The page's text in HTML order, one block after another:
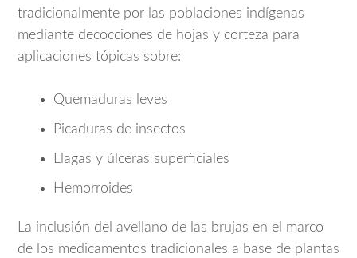
tradicionalmente por las poblaciones indígenas
mediante decocciones de hojas y corteza para
aplicaciones tópicas sobre:
Quemaduras leves
Picaduras de insectos
Llagas y úlceras superficiales
Hemorroides
La inclusión del avellano de las brujas en el marco
de los medicamentos tradicionales a base de plantas